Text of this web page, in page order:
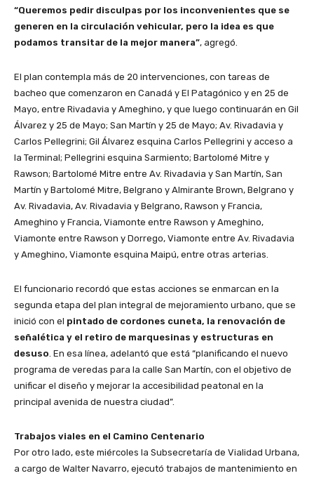
“Queremos pedir disculpas por los inconvenientes que se
generen en la circulación vehicular, pero la idea es que
podamos transitar de la mejor manera”, agregó.
El plan contempla más de 20 intervenciones, con tareas de
bacheo que comenzaron en Canadá y El Patagónico y en 25 de
Mayo, entre Rivadavia y Ameghino, y que luego continuarán en Gil
Álvarez y 25 de Mayo; San Martín y 25 de Mayo; Av. Rivadavia y
Carlos Pellegrini; Gil Álvarez esquina Carlos Pellegrini y acceso a
la Terminal; Pellegrini esquina Sarmiento; Bartolomé Mitre y
Rawson; Bartolomé Mitre entre Av. Rivadavia y San Martín, San
Martín y Bartolomé Mitre, Belgrano y Almirante Brown, Belgrano y
Av. Rivadavia, Av. Rivadavia y Belgrano, Rawson y Francia,
Ameghino y Francia, Viamonte entre Rawson y Ameghino,
Viamonte entre Rawson y Dorrego, Viamonte entre Av. Rivadavia
y Ameghino, Viamonte esquina Maipú, entre otras arterias.
El funcionario recordó que estas acciones se enmarcan en la
segunda etapa del plan integral de mejoramiento urbano, que se
inició con el pintado de cordones cuneta, la renovación de
señalética y el retiro de marquesinas y estructuras en
desuso . En esa línea, adelantó que está “planificando el nuevo
programa de veredas para la calle San Martín, con el objetivo de
unificar el diseño y mejorar la accesibilidad peatonal en la
principal avenida de nuestra ciudad”.
Trabajos viales en el Camino Centenario
Por otro lado, este miércoles la Subsecretaría de Vialidad Urbana,
a cargo de Walter Navarro, ejecutó trabajos de mantenimiento en